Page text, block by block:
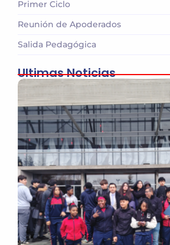
Primer Ciclo
Reunión de Apoderados
Salida Pedagógica
Ultimas Noticias